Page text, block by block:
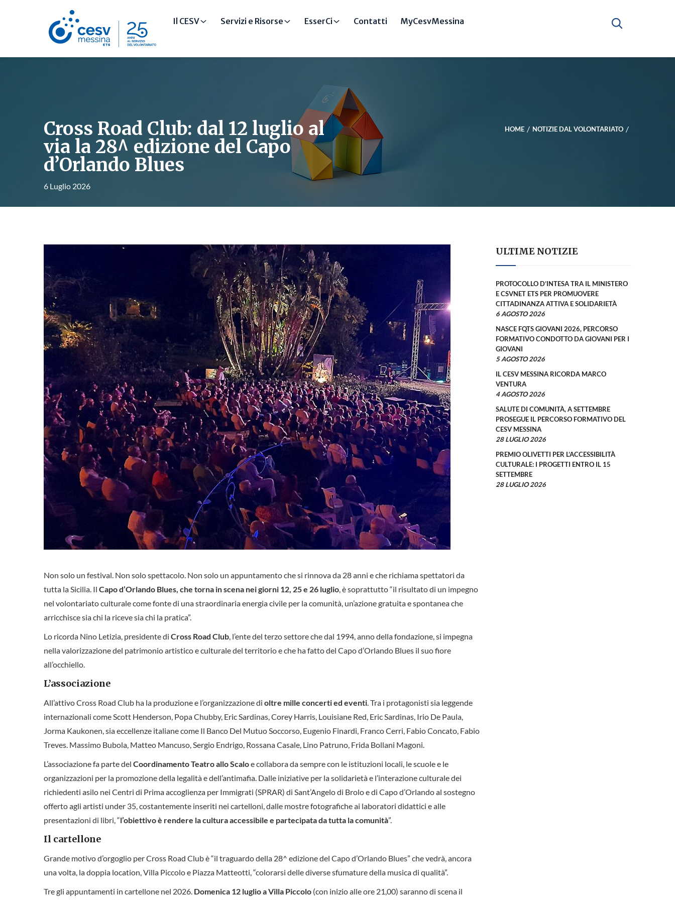
Il CESV Servizi e Risorse EsserCi Contatti MyCesvMessina
Cross Road Club: dal 12 luglio al
via la 28^ edizione del Capo
d’Orlando Blues
6 Luglio 2026
HOME NOTIZIE DAL VOLONTARIATO
Non solo un festival. Non solo spettacolo. Non solo un appuntamento che si rinnova da 28 anni e che richiama spettatori da
tutta la Sicilia. Il Capo d’Orlando Blues, che torna in scena nei giorni 12, 25 e 26 luglio, è soprattutto “il risultato di un impegno
nel volontariato culturale come fonte di una straordinaria energia civile per la comunità, un’azione gratuita e spontanea che
arricchisce sia chi la riceve sia chi la pratica”.
Lo ricorda Nino Letizia, presidente di Cross Road Club, l’ente del terzo settore che dal 1994, anno della fondazione, si impegna
nella valorizzazione del patrimonio artistico e culturale del territorio e che ha fatto del Capo d’Orlando Blues il suo fiore
all’occhiello.
L’associazione
All’attivo Cross Road Club ha la produzione e l’organizzazione di oltre mille concerti ed eventi. Tra i protagonisti sia leggende
internazionali come Scott Henderson, Popa Chubby, Eric Sardinas, Corey Harris, Louisiane Red, Eric Sardinas, Irio De Paula,
Jorma Kaukonen, sia eccellenze italiane come Il Banco Del Mutuo Soccorso, Eugenio Finardi, Franco Cerri, Fabio Concato, Fabio
Treves. Massimo Bubola, Matteo Mancuso, Sergio Endrigo, Rossana Casale, Lino Patruno, Frida Bollani Magoni.
L’associazione fa parte del Coordinamento Teatro allo Scaloe collabora da sempre con le istituzioni locali, le scuole e le
organizzazioni per la promozione della legalità e dell’antimafia. Dalle iniziative per la solidarietà e l’interazione culturale dei
richiedenti asilo nei Centri di Prima accoglienza per Immigrati (SPRAR) di Sant’Angelo di Brolo e di Capo d’Orlando al sostegno
offerto agli artisti under 35, costantemente inseriti nei cartelloni, dalle mostre fotografiche ai laboratori didattici e alle
presentazioni di libri, “l’obiettivo è rendere la cultura accessibile e partecipata da tutta la comunità”.
Il cartellone
Grande motivo d’orgoglio per Cross Road Club è “il traguardo della 28^ edizione del Capo d’Orlando Blues” che vedrà, ancora
una volta, la doppia location, Villa Piccolo e Piazza Matteotti, “colorarsi delle diverse sfumature della musica di qualità”.
Tre gli appuntamenti in cartellone nel 2026. Domenica 12 luglio a Villa Piccolo (con inizio alle ore 21,00) saranno di scena il
ULTIME NOTIZIE
PROTOCOLLO D’INTESA TRA IL MINISTERO
E CSVNET ETS PER PROMUOVERE
CITTADINANZA ATTIVA E SOLIDARIETÀ
6 AGOSTO 2026
NASCE FQTS GIOVANI 2026, PERCORSO
FORMATIVO CONDOTTO DA GIOVANI PER I
GIOVANI
5 AGOSTO 2026
IL CESV MESSINA RICORDA MARCO
VENTURA
4 AGOSTO 2026
SALUTE DI COMUNITÀ, A SETTEMBRE
PROSEGUE IL PERCORSO FORMATIVO DEL
CESV MESSINA
28 LUGLIO 2026
PREMIO OLIVETTI PER L’ACCESSIBILITÀ
CULTURALE: I PROGETTI ENTRO IL 15
SETTEMBRE
28 LUGLIO 2026